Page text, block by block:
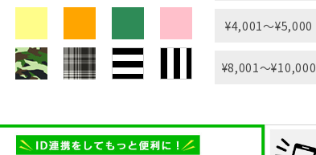
KIDS
tune 絞り込んで検索する
¥4,001〜¥5,000
¥8,001〜¥10,000